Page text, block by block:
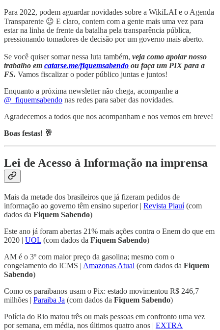
Para 2022, podem aguardar novidades sobre a WikiLAI e o Agenda
Transparente 😉 E claro, contem com a gente mais uma vez para
estar na linha de frente da batalha pela transparência pública,
pressionando tomadores de decisão por um governo mais aberto.
Se você quiser somar nessa luta também, veja como apoiar nosso
trabalho em catarse.me/fiquemsabendo ou faça um PIX para a
FS. Vamos fiscalizar o poder público juntas e juntos!
Enquanto a próxima newsletter não chega, acompanhe a
@_fiquemsabendo nas redes para saber das novidades.
Agradecemos a todos que nos acompanham e nos vemos em breve!
Boas festas! 🥂
Lei de Acesso à Informação na imprensa
Mais da metade dos brasileiros que já fizeram pedidos de
informação ao governo têm ensino superior | Revista Piauí(com
dados da Fiquem Sabendo)
Este ano já foram abertas 21% mais ações contra o Enem do que em
2020 | UOL (com dados da Fiquem Sabendo)
AM é o 3º com maior preço da gasolina; mesmo com o
congelamento do ICMS | Amazonas Atual (com dados da Fiquem
Sabendo)
Como os paraibanos usam o Pix: estado movimentou R$ 246,7
milhões | Paraiba Ja (com dados da Fiquem Sabendo)
Polícia do Rio matou três ou mais pessoas em confronto uma vez
por semana, em média, nos últimos quatro anos | EXTRA